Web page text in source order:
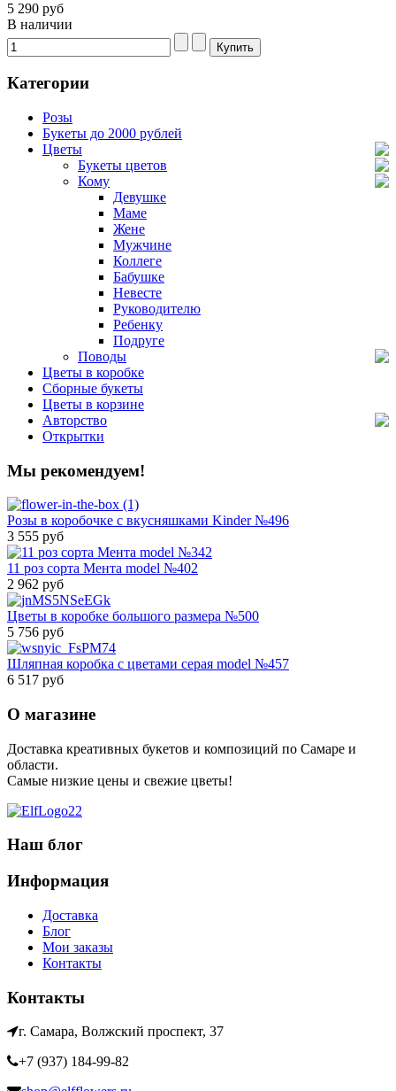
5 290 руб
В наличии
Категории
Розы
Букеты до 2000 рублей
Цветы
Букеты цветов
Кому
Девушке
Маме
Жене
Мужчине
Коллеге
Бабушке
Невесте
Руководителю
Ребенку
Подруге
Поводы
Цветы в коробке
Сборные букеты
Цветы в корзине
Авторство
Открытки
Мы рекомендуем!
Розы в коробочке с вкусняшками Kinder №496
3 555 руб
11 роз сорта Мента model №402
2 962 руб
Цветы в коробке большого размера №500
5 756 руб
Шляпная коробка с цветами серая model №457
6 517 руб
О магазине
Доставка креативных букетов и композиций по Самаре и
области.
Самые низкие цены и свежие цветы!
Наш блог
Информация
Доставка
Блог
Мои заказы
Контакты
Контакты
г. Самара, Волжский проспект, 37
+7 (937) 184-99-82